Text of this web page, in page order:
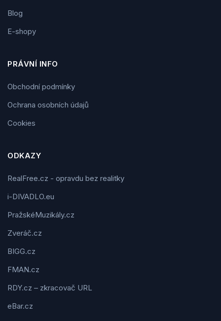
Blog
E-shopy
PRÁVNÍ INFO
Obchodní podmínky
Ochrana osobních údajů
Cookies
ODKAZY
RealFree.cz - opravdu bez realitky
i-DIVADLO.eu
PražskéMuzikály.cz
Zveráč.cz
BIGG.cz
FMAN.cz
RDY.cz – zkracovač URL
eBar.cz